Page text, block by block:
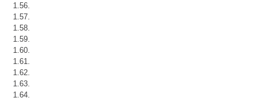
1.56.
1.57.
1.58.
1.59.
1.60.
1.61.
1.62.
1.63.
1.64.